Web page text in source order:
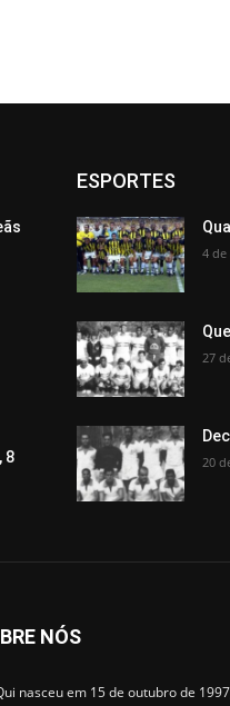
8
ESPORTES
4 de
27
20
NÓS
nasceu em 15 de outubro de